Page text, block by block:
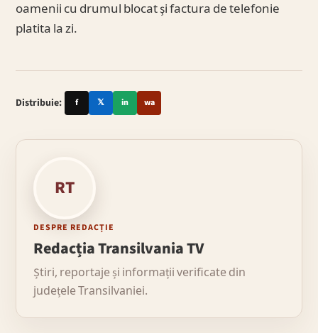
oamenii cu drumul blocat şi factura de telefonie
platita la zi.
Distribuie: f 𝕏 in wa
RT
DESPRE REDACȚIE
Redacția Transilvania TV
Știri, reportaje și informații verificate din
județele Transilvaniei.